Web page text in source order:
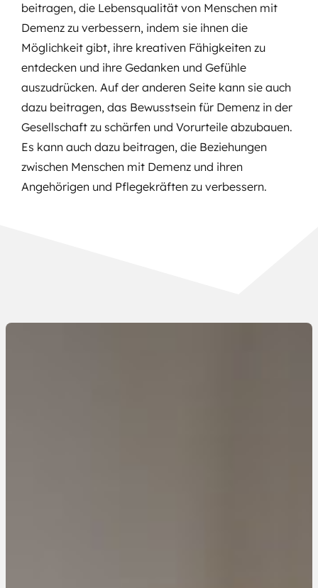
beitragen, die Lebensqualität von Menschen mit
Demenz zu verbessern, indem sie ihnen die
Möglichkeit gibt, ihre kreativen Fähigkeiten zu
entdecken und ihre Gedanken und Gefühle
auszudrücken. Auf der anderen Seite kann sie auch
dazu beitragen, das Bewusstsein für Demenz in der
Gesellschaft zu schärfen und Vorurteile abzubauen.
Es kann auch dazu beitragen, die Beziehungen
zwischen Menschen mit Demenz und ihren
Angehörigen und Pflegekräften zu verbessern.